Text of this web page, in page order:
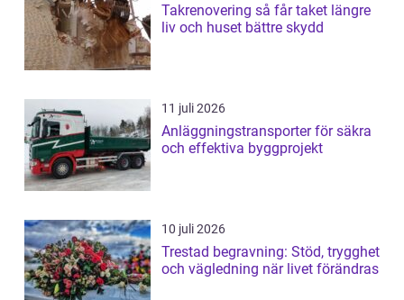
Takrenovering så får taket längre
liv och huset bättre skydd
11 juli 2026
Anläggningstransporter för säkra
och effektiva byggprojekt
10 juli 2026
Trestad begravning: Stöd, trygghet
och vägledning när livet förändras